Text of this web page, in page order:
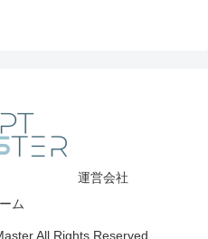
運営会社
ム
All Rights Reserved.